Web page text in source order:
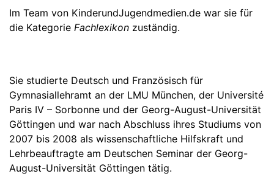
Im Team von KinderundJugendmedien.de war sie für
die Kategorie Fachlexikon zuständig.
Sie studierte Deutsch und Französisch für
Gymnasiallehramt an der LMU München, der Université
Paris IV – Sorbonne und der Georg-August-Universität
Göttingen und war nach Abschluss ihres Studiums von
2007 bis 2008 als wissenschaftliche Hilfskraft und
Lehrbeauftragte am Deutschen Seminar der Georg-
August-Universität Göttingen tätig.